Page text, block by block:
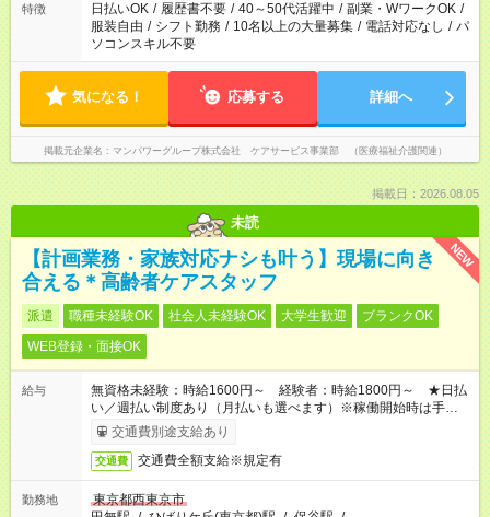
特徴 日払いOK / 履歴書不要 / 40～50代活躍中 / 副業・WワークOK /
服装自由 / シフト勤務 / 10名以上の大量募集 / 電話対応なし / パ
ソコンスキル不要
気になる！ 応募する 詳細へ
掲載元企業名 マンパワーグループ株式会社 ケアサービス事業部 （医療福祉介護関連）
掲載日：2026.08.05
未読
NEW
【計画業務・家族対応ナシも叶う】現場に向き
合える＊高齢者ケアスタッフ
派遣 職種未経験OK 社会人未経験OK 大学生歓迎
ブランクOK
WEB登録・面接OK
給与
無資格未経験：時給1600円～ 経験者：時給1800円～ ★日払
い／週払い制度あり（月払いも選べます）※稼働開始時は手続き
完了次第のお支払いとなります。
交通費別途支給あり
交通費 交通費全額支給※規定有
勤務地
東京都西東京市